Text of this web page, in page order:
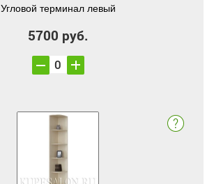
Угловой терминал левый
5700 руб.